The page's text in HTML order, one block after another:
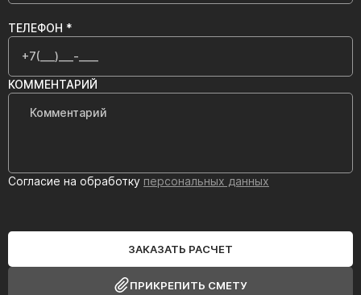
ТЕЛЕФОН *
КОММЕНТАРИЙ
Согласие на обработку персональных данных
ЗАКАЗАТЬ РАСЧЕТ
ПРИКРЕПИТЬ СМЕТУ